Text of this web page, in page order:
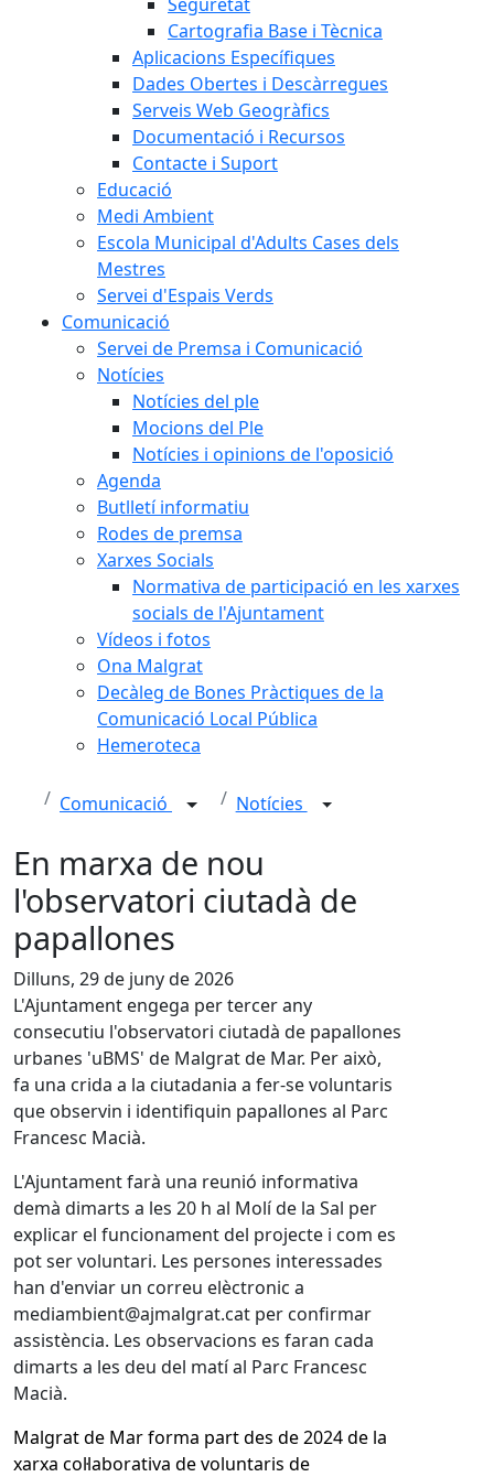
Cartografia Base i Tècnica
Aplicacions Específiques
Dades Obertes i Descàrregues
Serveis Web Geogràfics
Documentació i Recursos
Contacte i Suport
Educació
Medi Ambient
Escola Municipal d'Adults Cases dels
Mestres
Servei d'Espais Verds
Comunicació
Servei de Premsa i Comunicació
Notícies
Notícies del ple
Mocions del Ple
Notícies i opinions de l'oposició
Agenda
Butlletí informatiu
Rodes de premsa
Xarxes Socials
Normativa de participació en les xarxes
socials de l'Ajuntament
Vídeos i fotos
Ona Malgrat
Decàleg de Bones Pràctiques de la
Comunicació Local Pública
Hemeroteca
Comunicació Notícies
En marxa de nou
l'observatori ciutadà de
papallones
Dilluns, 29 de juny de 2026
L'Ajuntament engega per tercer any
consecutiu l'observatori ciutadà de papallones
urbanes 'uBMS' de Malgrat de Mar. Per això,
fa una crida a la ciutadania a fer-se voluntaris
que observin i identifiquin papallones al Parc
Francesc Macià.
L'Ajuntament farà una reunió informativa
demà dimarts a les 20 h al Molí de la Sal per
explicar el funcionament del projecte i com es
pot ser voluntari. Les persones interessades
han d'enviar un correu elèctronic a
mediambient@ajmalgrat.cat per confirmar
assistència. Les observacions es faran cada
dimarts a les deu del matí al Parc Francesc
Macià.
Malgrat de Mar forma part des de 2024 de la
xarxa col·laborativa de voluntaris de